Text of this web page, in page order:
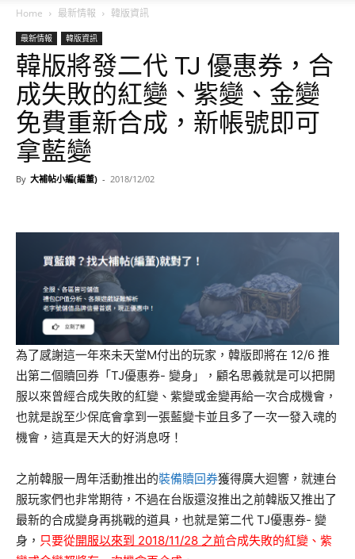
Home 最新情報 韓版資訊
最新情報 韓版資訊
韓版將發二代 TJ 優惠券，合
成失敗的紅變、紫變、金變
免費重新合成，新帳號即可
拿藍變
By 大補帖小編(編董) - 2018/12/02
為了感謝這一年來未天堂M付出的玩家，韓版即將在 12/6 推
出第二個贖回券「TJ優惠券- 變身」，顧名思義就是可以把開
服以來曾經合成失敗的紅變、紫變或金變再給一次合成機會，
也就是說至少保底會拿到一張藍變卡並且多了一次一發入魂的
機會，這真是天大的好消息呀！
之前韓服一周年活動推出的裝備贖回券獲得廣大迴響，就連台
服玩家們也非常期待，不過在台版還沒推出之前韓版又推出了
最新的合成變身再挑戰的道具，也就是第二代 TJ優惠券- 變
身， 只要從開服以來到 2018/11/28 之前合成失敗的紅變、紫